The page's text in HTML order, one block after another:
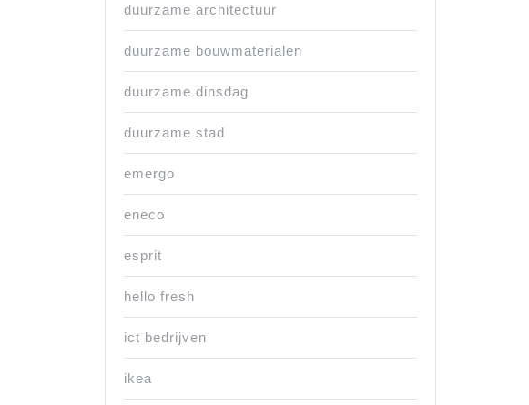
duurzame architectuur
duurzame bouwmaterialen
duurzame dinsdag
duurzame stad
emergo
eneco
esprit
hello fresh
ict bedrijven
ikea